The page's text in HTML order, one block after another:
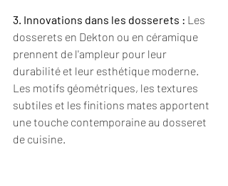
3. Innovations dans les dosserets : Les
dosserets en Dekton ou en céramique
prennent de l'ampleur pour leur
durabilité et leur esthétique moderne.
Les motifs géométriques, les textures
subtiles et les finitions mates apportent
une touche contemporaine au dosseret
de cuisine.